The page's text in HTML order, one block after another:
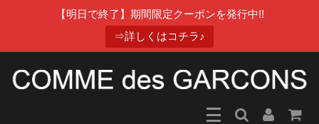
【明日で終了】期間限定クーポンを発行中!!
⇒詳しくはコチラ♪